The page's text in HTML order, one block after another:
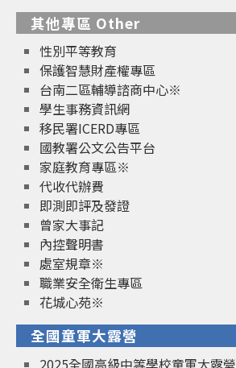
其他專區 Other
性別平等教育
保護智慧財產權專區
台南二區輔導諮商中心※
學生事務資訊網
移民署ICERD專區
國教署公文公告平台
家庭教育專區※
代收代辦費
即測即評及發證
曾家大事記
內控聲明書
處室規章※
職業安全衛生專區
花城心苑※
全國童軍大露營
2025全國高級中等學校童軍大露營